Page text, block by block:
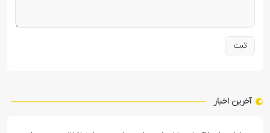
آخرین اخبار